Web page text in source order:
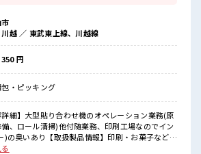
♪
自分にもできそう≫
ジするのは不安だけど、
ています！
テップUP目指していきましょう！
働ける≫
お仕事です！
あり！
ちゃう！
川越 ／ 東武東上線、川越線
円
・ピッキング
詳細】大型貼り合わせ機のオペレーション業務(原
、ロール清掃)他付随業務、印刷工場なのでイン
)の臭いあり【取扱製品情報】印刷・お菓子などの
ほとん